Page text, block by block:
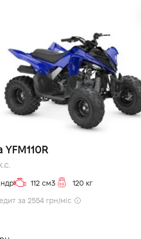
YFM110R
112 см3 120 кг
за 2554 грн/міс